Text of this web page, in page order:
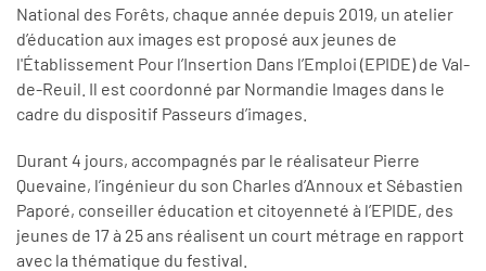
National des Forêts, chaque année depuis 2019, un atelier
d’éducation aux images est proposé aux jeunes de
l'Établissement Pour l’Insertion Dans l’Emploi (EPIDE) de Val-
de-Reuil. Il est coordonné par Normandie Images dans le
cadre du dispositif Passeurs d’images.
Durant 4 jours, accompagnés par le réalisateur Pierre
Quevaine, l’ingénieur du son Charles d’Annoux et Sébastien
Paporé, conseiller éducation et citoyenneté à l’EPIDE, des
jeunes de 17 à 25 ans réalisent un court métrage en rapport
avec la thématique du festival.